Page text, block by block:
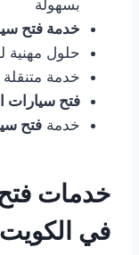
بسهولة
خدمة فتح
حلول مهنية
خدمة
فتح سيارات
خدمة فتح
خدمات
في الكويت